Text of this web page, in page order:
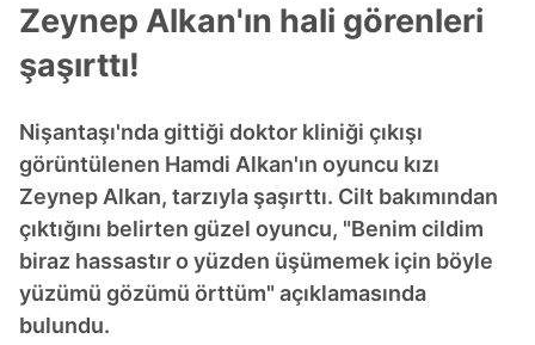
Zeynep Alkan'ın hali görenleri
şaşırttı!
Nişantaşı'nda gittiği doktor kliniği çıkışı
görüntülenen Hamdi Alkan'ın oyuncu kızı
Zeynep Alkan, tarzıyla şaşırttı. Cilt bakımından
çıktığını belirten güzel oyuncu, "Benim cildim
biraz hassastır o yüzden üşümemek için böyle
yüzümü gözümü örttüm" açıklamasında
bulundu.